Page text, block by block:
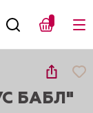
БАБЛ"